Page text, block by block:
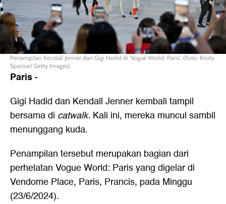
Penampilan Kendall Jenner dan Gigi Hadid di 'Vogue World: Paris'. (Foto: Kristy
Sparow/ Getty Images)
Paris-
Gigi Hadid dan Kendall Jenner kembali tampil
bersama di catwalk. Kali ini, mereka muncul sambil
menunggang kuda.
Penampilan tersebut merupakan bagian dari
perhelatan Vogue World: Paris yang digelar di
Vendome Place, Paris, Prancis, pada Minggu
(23/6/2024).